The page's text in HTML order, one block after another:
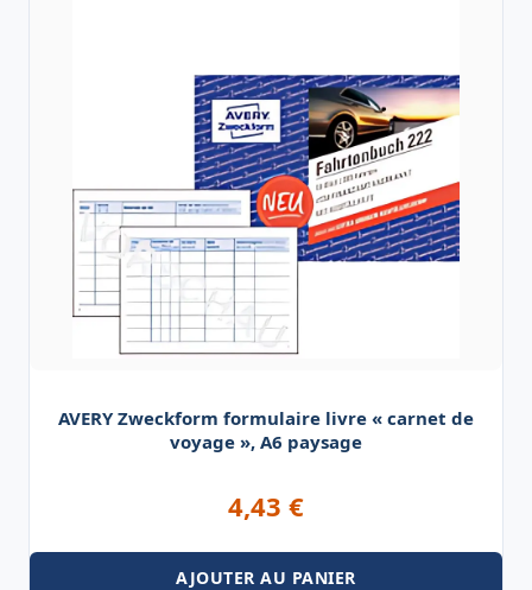
AVERY Zweckform formulaire livre « carnet de
voyage », A6 paysage
4,43 €
AJOUTER AU PANIER